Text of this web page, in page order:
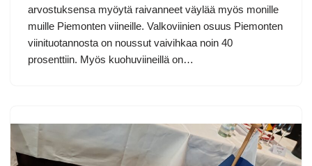
arvostuksensa myöytä raivanneet väylää myös monille
muille Piemonten viineille. Valkoviinien osuus Piemonten
viinituotannosta on noussut vaivihkaa noin 40
prosenttiin. Myös kuohuviineillä on…